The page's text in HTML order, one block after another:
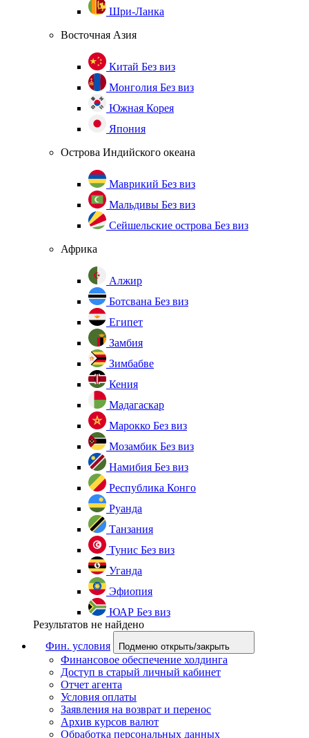
Шри-Ланка
Восточная Азия
Китай Без виз
Монголия Без виз
Южная Корея
Япония
Острова Индийского океана
Маврикий Без виз
Мальдивы Без виз
Сейшельские острова Без виз
Африка
Алжир
Ботсвана Без виз
Египет
Замбия
Зимбабве
Кения
Мадагаскар
Марокко Без виз
Мозамбик Без виз
Намибия Без виз
Республика Конго
Руанда
Танзания
Тунис Без виз
Уганда
Эфиопия
ЮАР Без виз
Результатов не найдено
Фин. условия
Подменю открыть/закрыть
Финансовое обеспечение холдинга
Доступ в старый личный кабинет
Отчет агента
Условия оплаты
Заявления на возврат и перенос
Архив курсов валют
Обработка персональных данных